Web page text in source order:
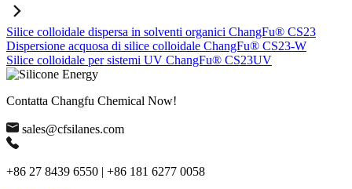
Silice colloidale dispersa in solventi organici ChangFu® CS23
Dispersione acquosa di silice colloidale ChangFu® CS23-W
Silice colloidale per sistemi UV ChangFu® CS23UV
Contatta Changfu Chemical Now!
sales@cfsilanes.com
+86 27 8439 6550 | +86 181 6277 0058